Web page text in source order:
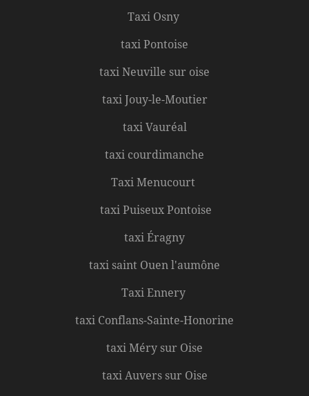
Taxi Osny
taxi Pontoise
taxi Neuville sur oise
taxi Jouy-le-Moutier
taxi Vauréal
taxi courdimanche
Taxi Menucourt
taxi Puiseux Pontoise
taxi Éragny
taxi saint Ouen l'aumône
Taxi Ennery
taxi Conflans-Sainte-Honorine
taxi Méry sur Oise
taxi Auvers sur Oise